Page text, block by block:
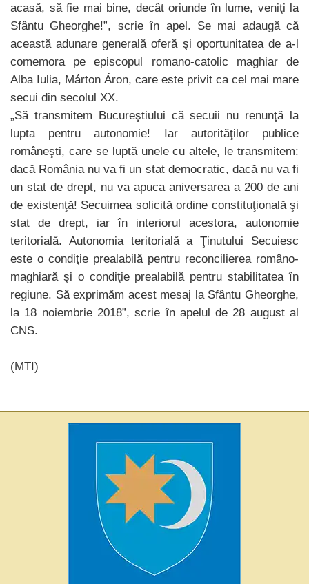
acasă, să fie mai bine, decât oriunde în lume, veniţi la
Sfântu Gheorghe!”, scrie în apel. Se mai adaugă că
această adunare generală oferă şi oportunitatea de a-l
comemora pe episcopul romano-catolic maghiar de
Alba Iulia, Márton Áron, care este privit ca cel mai mare
secui din secolul XX.
„Să transmitem Bucureştiului că secuii nu renunţă la
lupta pentru autonomie! Iar autorităţilor publice
româneşti, care se luptă unele cu altele, le transmitem:
dacă România nu va fi un stat democratic, dacă nu va fi
un stat de drept, nu va apuca aniversarea a 200 de ani
de existenţă! Secuimea solicită ordine constituţională şi
stat de drept, iar în interiorul acestora, autonomie
teritorială. Autonomia teritorială a Ţinutului Secuiesc
este o condiţie prealabilă pentru reconcilierea româno-
maghiară şi o condiţie prealabilă pentru stabilitatea în
regiune. Să exprimăm acest mesaj la Sfântu Gheorghe,
la 18 noiembrie 2018”, scrie în apelul de 28 august al
CNS.
(MTI)